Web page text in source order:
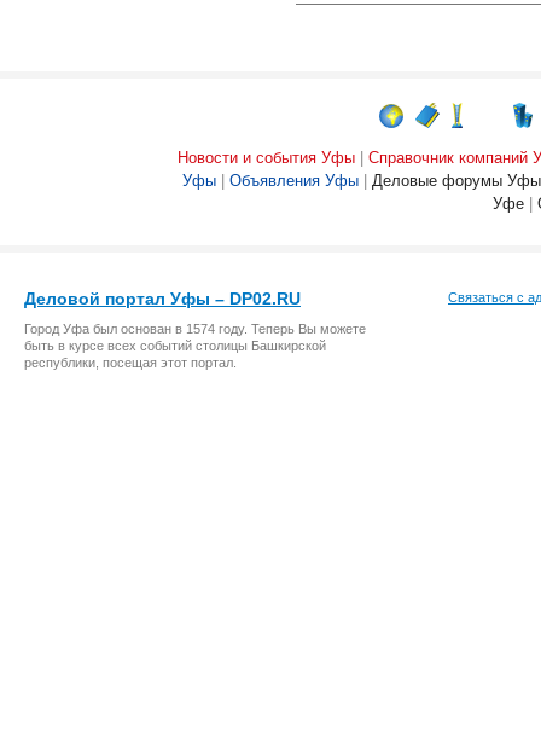
Новости и события Уфы
Справочник компаний
Уфы
Объявления Уфы
Деловые форумы Уфы
Уфе
Деловой портал Уфы – DP02.RU
Город Уфа был основан в 1574 году. Теперь Вы можете
быть в курсе всех событий столицы Башкирской
республики, посещая этот портал.
Связаться с